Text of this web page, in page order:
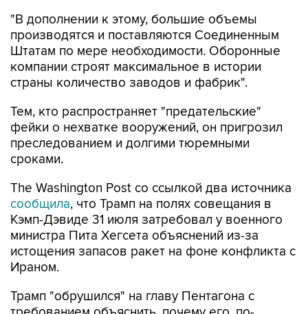
"В дополнении к этому, большие объемы
производятся и поставляются Соединенным
Штатам по мере необходимости. Оборонные
компании строят максимальное в истории
страны количество заводов и фабрик".
Тем, кто распространяет "предательские"
фейки о нехватке вооружений, он пригрозил
преследованием и долгими тюремными
сроками.
The Washington Post со ссылкой два источника
сообщила, что Трамп на полях совещания в
Кэмп-Дэвиде 31 июля затребовал у военного
министра Пита Хегсета объяснений из-за
истощения запасов ракет на фоне конфликта с
Ираном.
Трамп "обрушился" на главу Пентагона с